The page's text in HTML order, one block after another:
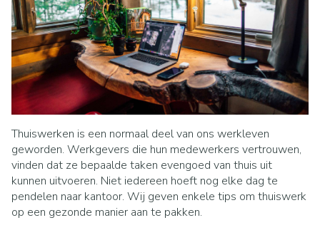
Thuiswerken is een normaal deel van ons werkleven
geworden. Werkgevers die hun medewerkers vertrouwen,
vinden dat ze bepaalde taken evengoed van thuis uit
kunnen uitvoeren. Niet iedereen hoeft nog elke dag te
pendelen naar kantoor. Wij geven enkele tips om thuiswerk
op een gezonde manier aan te pakken.